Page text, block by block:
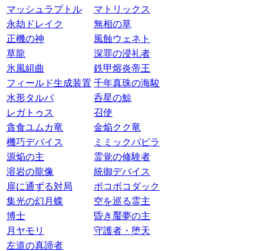
マッシュラプトル
マトリックス
永劫ドレイク
無相の草
正機の神
風蝕ウェネト
草龍
深罪の浸礼者
氷風組曲
鉄甲熔炎帝王
フィールド生成装置 千年真珠の海駿
水形タルパ
呑星の鯨
レガトゥス
召使
貪食ユムカ竜
金焔クク竜
機巧デバイス
ミミックパピラ
源焔の主
霊覚の修験者
溶岩の龍像
統御デバイス
扉に通ずる対局
ボコボコダック
集光の幻月蝶
空を巡る霊主
博士
昏き魘夢の主
月ヤモリ
守護者・堕天
左道の真諦者